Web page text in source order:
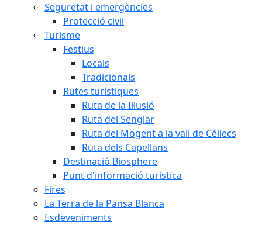
Seguretat i emergències
Protecció civil
Turisme
Festius
Locals
Tradicionals
Rutes turístiques
Ruta de la Il·lusió
Ruta del Senglar
Ruta del Mogent a la vall de Céllecs
Ruta dels Capellans
Destinació Biosphere
Punt d'informació turística
Fires
La Terra de la Pansa Blanca
Esdeveniments